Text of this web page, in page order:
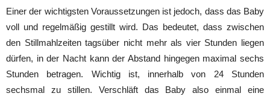
Einer der wichtigsten Voraussetzungen ist jedoch, dass das Baby
voll und regelmäßig gestillt wird. Das bedeutet, dass zwischen
den Stillmahlzeiten tagsüber nicht mehr als vier Stunden liegen
dürfen, in der Nacht kann der Abstand hingegen maximal sechs
Stunden betragen. Wichtig ist, innerhalb von 24 Stunden
sechsmal zu stillen. Verschläft das Baby also einmal eine